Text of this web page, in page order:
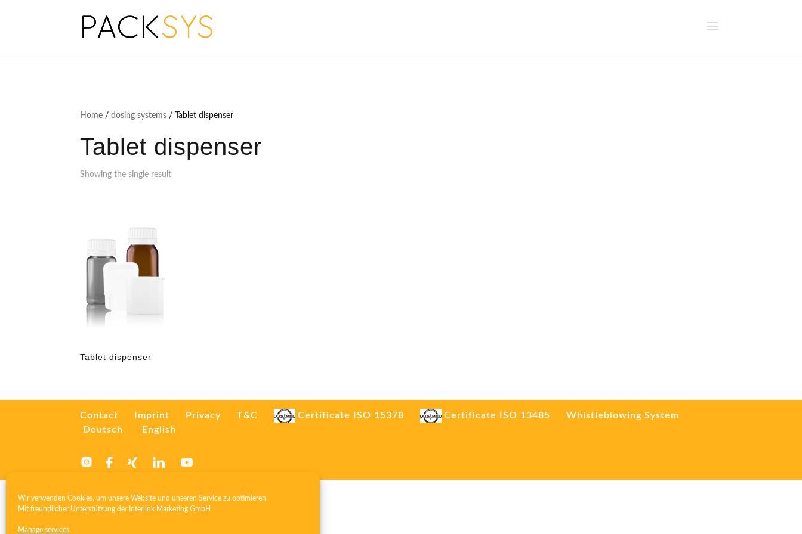
Wir verwenden Cookies, um unsere Website und unseren Service zu optimieren.
Mit freundlicher Unterstützung der Interlink Marketing GmbH
Manage services
Home /dosing systems / Tablet dispenser
Tablet dispenser
Showing the single result
Tablet dispenser
Contact Imprint Privacy T&C Certificate ISO 15378 Certificate ISO 13485
Whistleblowing System
Deutsch
English